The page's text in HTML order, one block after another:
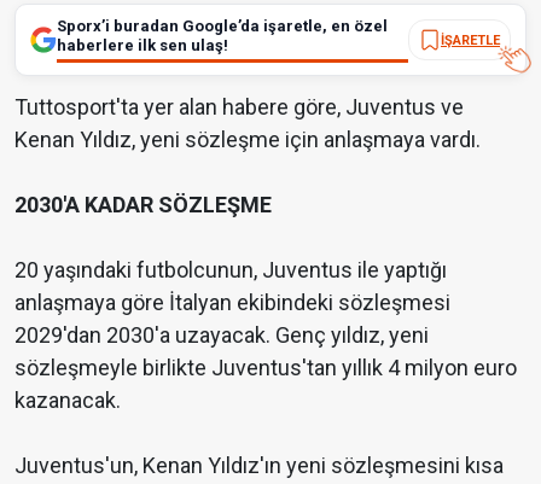
Sporx’i buradan Google’da işaretle, en özel
haberlere ilk sen ulaş!
İŞARETLE
Tuttosport'ta yer alan habere göre, Juventus ve
Kenan Yıldız, yeni sözleşme için anlaşmaya vardı.
2030'A KADAR SÖZLEŞME
20 yaşındaki futbolcunun, Juventus ile yaptığı
anlaşmaya göre İtalyan ekibindeki sözleşmesi
2029'dan 2030'a uzayacak. Genç yıldız, yeni
sözleşmeyle birlikte Juventus'tan yıllık 4 milyon euro
kazanacak.
Juventus'un, Kenan Yıldız'ın yeni sözleşmesini kısa